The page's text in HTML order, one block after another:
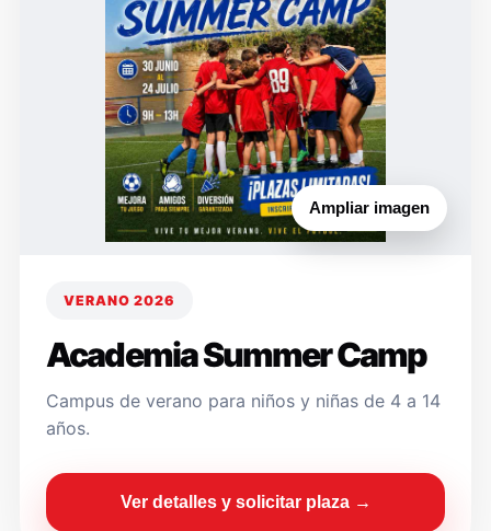
Ampliar imagen
VERANO 2026
Academia Summer Camp
Campus de verano para niños y niñas de 4 a 14
años.
Ver detalles y solicitar plaza →